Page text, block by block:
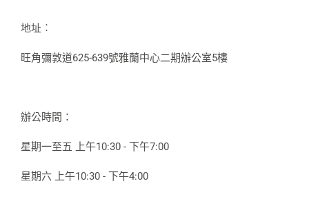
地址︰
旺角彌敦道625-639號雅蘭中心二期辦公室5樓
辦公時間：
星期一至五 上午10:30 - 下午7:00
星期六 上午10:30 - 下午4:00